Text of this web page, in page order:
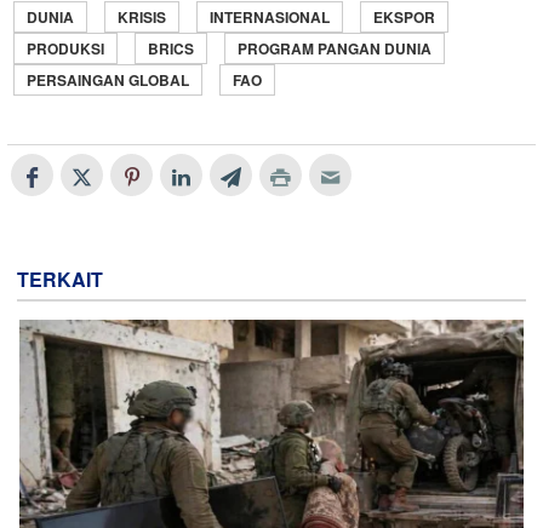
DUNIA KRISIS INTERNASIONAL
EKSPOR
PRODUKSI
BRICS
PROGRAM PANGAN DUNIA
PERSAINGAN GLOBAL
FAO
TERKAIT